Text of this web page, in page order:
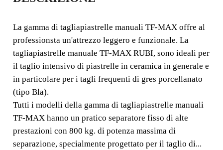
E MANUALI TF-MAX
TAGLIAPIASTRELLE
ROBUSTA E FUNZIONALE
La gamma di tagliapiastrelle manuali TF-MAX offre al
professionsta un'attrezzo leggero e funzionale. La
tagliapiastrelle manuale TF-MAX RUBI, sono ideali per
il taglio intensivo di piastrelle in ceramica in generale e in
particolare per i tagli frequenti di gres porcellanato (tipo
Bla).
La gamma di tagliapiastrelle manuali TF-MAX offre al
professionsta un'attrezzo leggero e funzionale. La
tagliapiastrelle manuale TF-MAX RUBI, sono ideali per
il taglio intensivo di piastrelle in ceramica in generale e
in particolare per i tagli frequenti di gres porcellanato
(tipo Bla).
Tutti i modelli della gamma di tagliapiastrelle manuali
TF-MAX hanno un pratico separatore fisso di alte
prestazioni con 800 kg. di potenza massima di
separazione, specialmente progettato per il taglio di...